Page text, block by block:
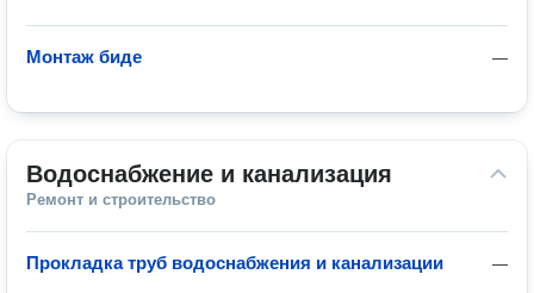
—
Монтаж биде
Водоснабжение и канализация
Ремонт и строительство
—
Прокладка труб водоснабжения и канализации